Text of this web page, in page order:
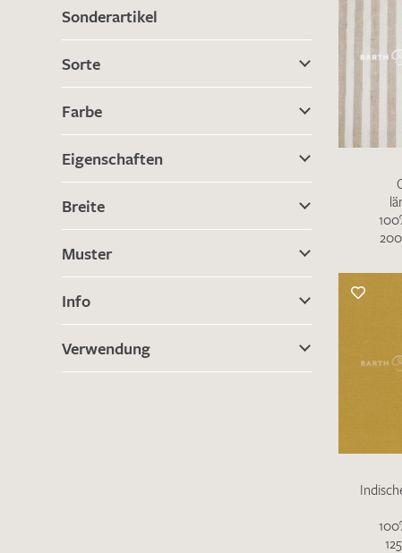
Sonderartikel
Sorte
Farbe
Eigenschaften
Breite
Muster
Info
Verwendung